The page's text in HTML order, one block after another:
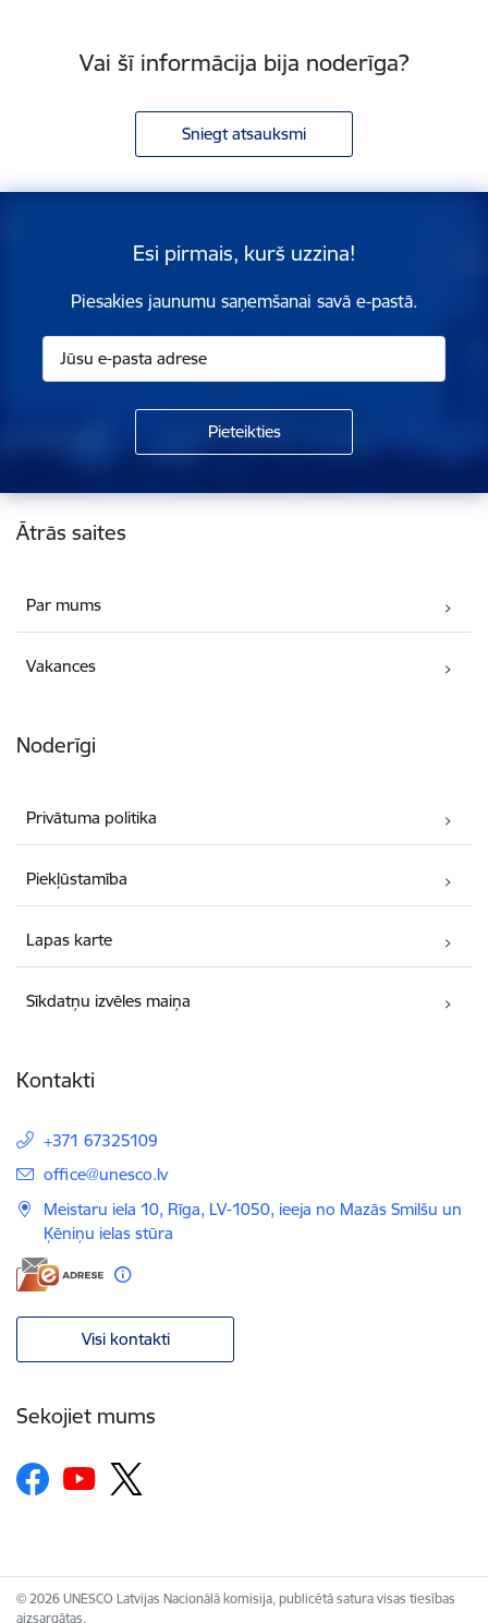
Vai šī informācija bija noderīga?
Sniegt atsauksmi
Esi pirmais, kurš uzzina!
Piesakies jaunumu saņemšanai savā e-pastā.
Kājene
Ātrās saites
Par mums
Vakances
Noderīgi
Privātuma politika
Piekļūstamība
Lapas karte
Sīkdatņu izvēles maiņa
Kontakti
+371 67325109
E-pasts:
office@unesco.lv
Meistaru iela 10, Rīga, LV-1050, ieeja no Mazās Smilšu un
Ķēniņu ielas stūra
Visi kontakti
Sekojiet mums
© 2026 UNESCO Latvijas Nacionālā komisija, publicētā satura visas tiesības
aizsargātas.